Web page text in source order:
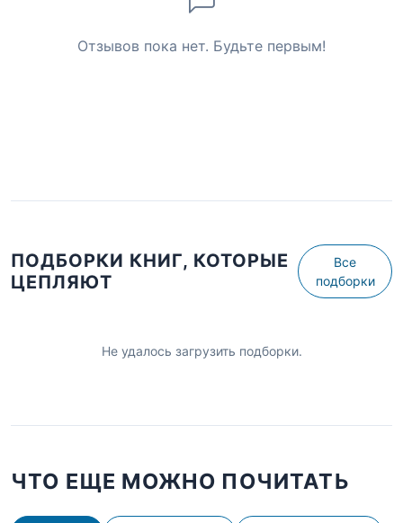
Отзывов пока нет. Будьте первым!
ПОДБОРКИ КНИГ, КОТОРЫЕ
ЦЕПЛЯЮТ
Все
подборки
Не удалось загрузить подборки.
ЧТО ЕЩЕ МОЖНО ПОЧИТАТЬ